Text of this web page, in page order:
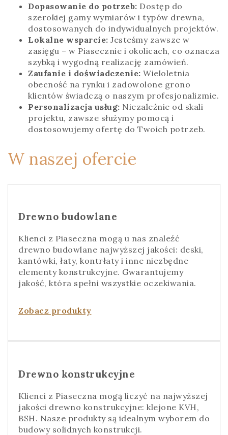
Dopasowanie do potrzeb: Dostęp do
szerokiej gamy wymiarów i typów drewna,
dostosowanych do indywidualnych projektów.
Lokalne wsparcie: Jesteśmy zawsze w
zasięgu – w Piasecznie i okolicach, co oznacza
szybką i wygodną realizację zamówień.
Zaufanie i doświadczenie: Wieloletnia
obecność na rynku i zadowolone grono
klientów świadczą o naszym profesjonalizmie.
Personalizacja usług: Niezależnie od skali
projektu, zawsze służymy pomocą i
dostosowujemy ofertę do Twoich potrzeb.
W naszej ofercie
Drewno budowlane
Klienci z Piaseczna mogą u nas znaleźć
drewno budowlane najwyższej jakości: deski,
kantówki, łaty, kontrłaty i inne niezbędne
elementy konstrukcyjne. Gwarantujemy
jakość, która spełni wszystkie oczekiwania.
Zobacz produkty
Drewno konstrukcyjne
Klienci z Piaseczna mogą liczyć na najwyższej
jakości drewno konstrukcyjne: klejone KVH,
BSH. Nasze produkty są idealnym wyborem do
budowy solidnych konstrukcji.